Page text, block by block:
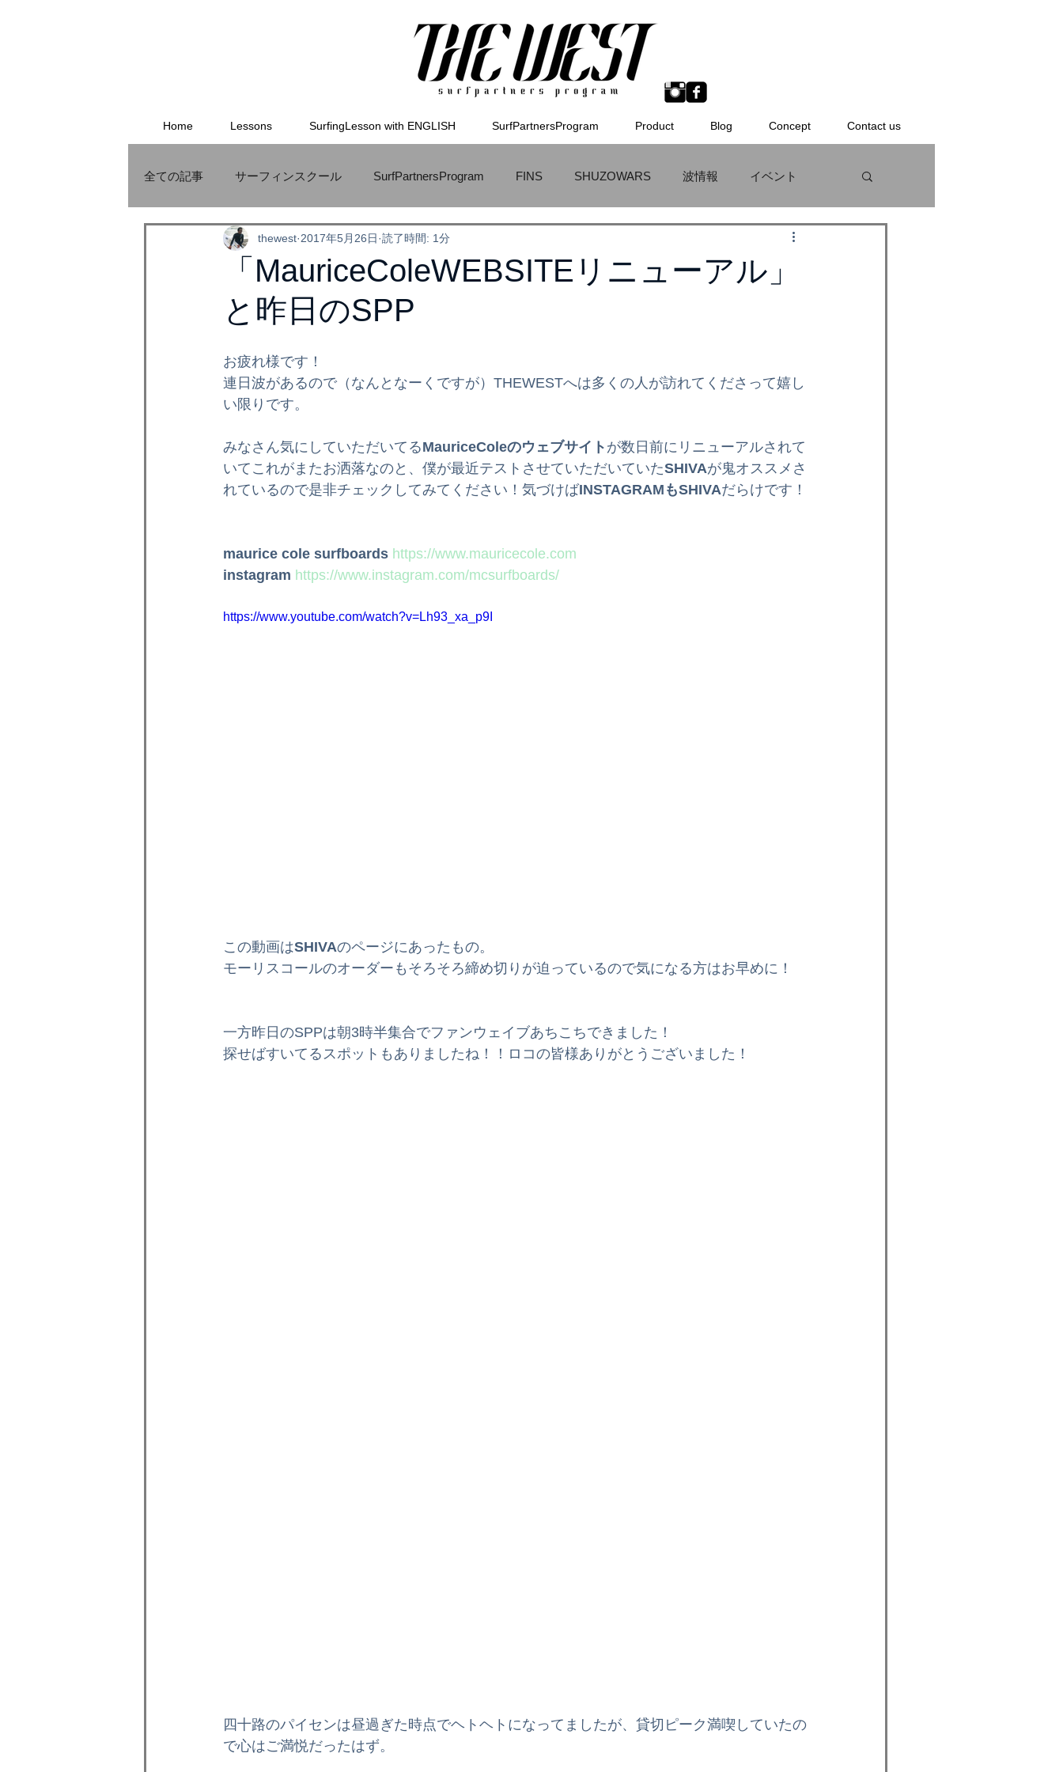
Home Lessons SurfingLesson with ENGLISH SurfPartnersProgram Product Blog Concept Contact us
全ての記事 サーフィンスクール SurfPartnersProgram FINS SHUZOWARS 波情報 イベント
サーフボード MauriceCole WETSUITS BODYBOARD
THEWEST 格安オリジナルボード
インプレッション ボディボードスクール
ボディボードスクール メンタル 子育てサーフィン体験記
「MauriceColeWEBSITEリニューアル」
と昨日のSPP
thewest 2017年5月26日 読了時間: 1分
お疲れ様です！
連日波があるので（なんとなーくですが）THEWESTへは多くの人が訪れてくださって嬉し
い限りです。
みなさん気にしていただいてるMauriceColeのウェブサイト が数日前にリニューアルされて
いてこれがまたお洒落なのと、僕が最近テストさせていただいていたSHIVAが鬼オススメさ
れているので是非チェックしてみてください！気づけばINSTAGRAMもSHIVAだらけです！
maurice cole surfboards https://www.mauricecole.com
instagram https://www.instagram.com/mcsurfboards/
https://www.youtube.com/watch?v=Lh93_xa_p9I
この動画はSHIVAのページにあったもの。
モーリスコールのオーダーもそろそろ締め切りが迫っているので気になる方はお早めに！
一方昨日のSPPは朝3時半集合でファンウェイブあちこちできました！
探せばすいてるスポットもありましたね！！ロコの皆様ありがとうございました！
四十路のパイセンは昼過ぎた時点でヘトヘトになってましたが、貸切ピーク満喫していたの
で心はご満悦だったはず。